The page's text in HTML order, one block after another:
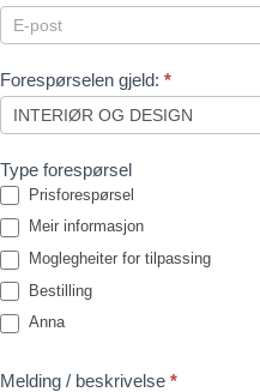
Forespørselen gjeld: *
Type forespørsel
Prisforespørsel
Meir informasjon
Moglegheiter for tilpassing
Bestilling
Anna
Melding / beskrivelse *